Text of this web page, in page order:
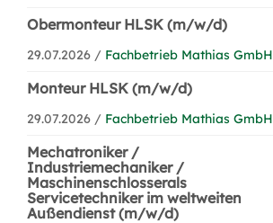
Obermonteur HLSK (m/w/d)
29.07.2026 / Fachbetrieb Mathias GmbH
Monteur HLSK (m/w/d)
29.07.2026 / Fachbetrieb Mathias GmbH
Mechatroniker /
Industriemechaniker /
Maschinenschlosserals
Servicetechniker im weltweiten
Außendienst (m/w/d)